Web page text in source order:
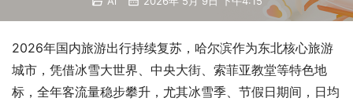
2026年国内旅游出行持续复苏，哈尔滨作为东北核心旅游
城市，凭借冰雪大世界、中央大街、索菲亚教堂等特色地
标，全年客流量稳步攀升，尤其冰雪季、节假日期间，日均